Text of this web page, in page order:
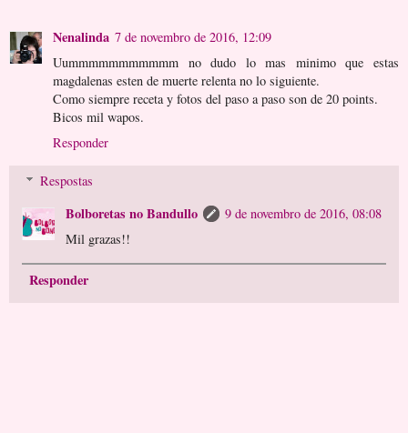
Nenalinda 7 de novembro de 2016, 12:09
Uummmmmmmmmmm no dudo lo mas minimo que estas
magdalenas esten de muerte relenta no lo siguiente.
Como siempre receta y fotos del paso a paso son de 20 points.
Bicos mil wapos.
Responder
Respostas
Bolboretas no Bandullo
9 de novembro de 2016, 08:08
Mil grazas!!
Responder